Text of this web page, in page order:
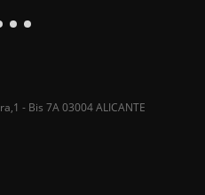
- Bis 7A 03004 ALICANTE